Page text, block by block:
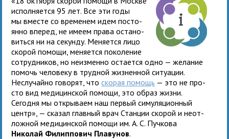
испол­ня­ется 95 лет. Все эти годы
мы вме­сте со вре­ме­нем идем посто­
янно впе­ред, не имеем права оста­но­
виться ни на секунду. Меняется лицо
ско­рой помощи, меня­ется поко­ле­ние
сотруд­ни­ков, но неиз­менно оста­ется одно — жела­ние
помочь чело­веку в труд­ной жиз­нен­ной ситу­а­ции.
Неслучайно гово­рят, чтоско­рая помощь — это не про­
сто вид меди­цин­ской помощи, это образ жизни.
Сегодня мы откры­ваем наш пер­вый симу­ля­ци­он­ный
центр», — ска­зал глав­ный врач Станции ско­рой и неот­
лож­ной меди­цин­ской помощи им. А. С. Пучкова
Николай Филиппович Плавунов.